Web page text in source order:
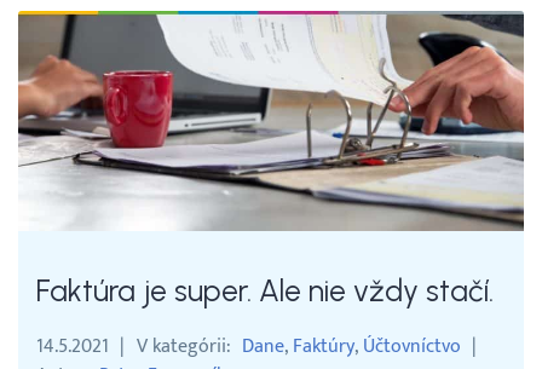
Faktúra je super. Ale nie vždy stačí.
14.5.2021 V kategórii Dane Faktúry Účtovníctvo